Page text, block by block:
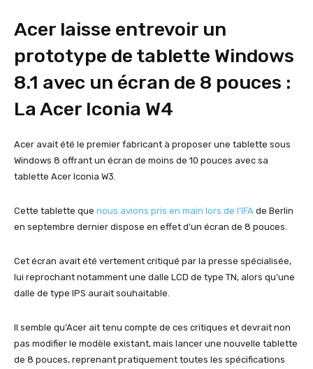
Acer laisse entrevoir un
prototype de tablette Windows
8.1 avec un écran de 8 pouces :
La Acer Iconia W4
Acer avait été le premier fabricant à proposer une tablette sous
Windows 8 offrant un écran de moins de 10 pouces avec sa
tablette Acer Iconia W3.
Cette tablette que nous avions pris en main lors de l’IFA de Berlin
en septembre dernier dispose en effet d’un écran de 8 pouces.
Cet écran avait été vertement critiqué par la presse spécialisée,
lui reprochant notamment une dalle LCD de type TN, alors qu’une
dalle de type IPS aurait souhaitable.
Il semble qu’Acer ait tenu compte de ces critiques et devrait non
pas modifier le modèle existant, mais lancer une nouvelle tablette
de 8 pouces, reprenant pratiquement toutes les spécifications